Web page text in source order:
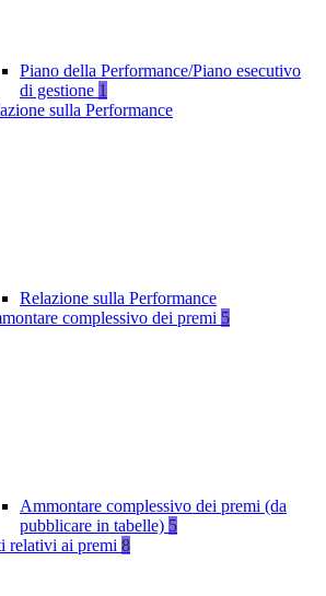
Piano della Performance/Piano esecutivo
di gestione 1
sulla Performance
Relazione sulla Performance
complessivo dei premi 5
Ammontare complessivo dei premi (da
pubblicare in tabelle) 5
relativi ai premi 8